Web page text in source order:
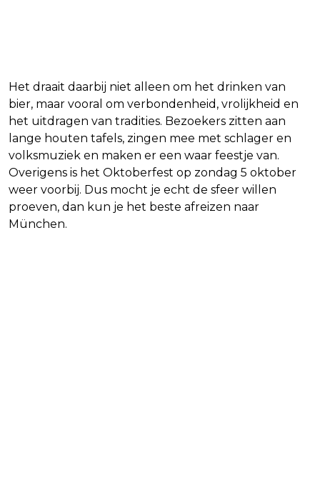
Het draait daarbij niet alleen om het drinken van
bier, maar vooral om verbondenheid, vrolijkheid en
het uitdragen van tradities. Bezoekers zitten aan
lange houten tafels, zingen mee met schlager en
volksmuziek en maken er een waar feestje van.
Overigens is het Oktoberfest op zondag 5 oktober
weer voorbij. Dus mocht je echt de sfeer willen
proeven, dan kun je het beste afreizen naar
München.